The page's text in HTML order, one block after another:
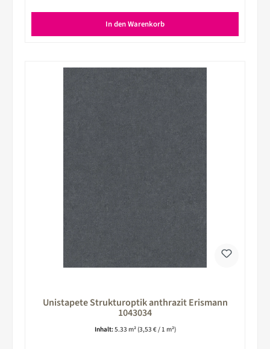
In den Warenkorb
Unistapete Strukturoptik anthrazit Erismann
1043034
Inhalt:5.33 m² (3,53 € / 1 m²)